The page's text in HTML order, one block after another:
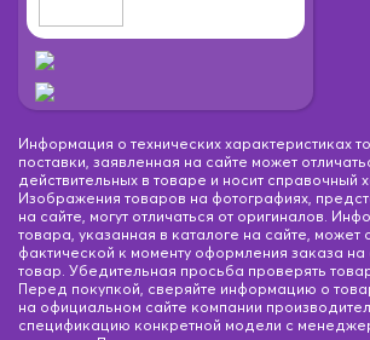
Информация о технических характеристиках
поставки, заявленная на сайте может
действительных в товаре и носит справочный
Изображения товаров на фотографиях,
на сайте, могут отличаться от оригиналов.
товара, указанная в каталоге на сайте, может
фактической к моменту оформления заказа на
товар. Убедительная просьба проверять
Перед покупкой, сверяйте информацию о
на официальном сайте компании
спецификацию конкретной модели с